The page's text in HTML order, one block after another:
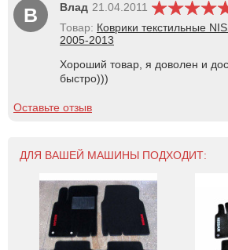
В Влад 21.04.2011
Товар: Коврики текстильные
2005-2013
Хороший товар, я доволен и
быстро)))
Оставьте отзыв
ДЛЯ ВАШЕЙ МАШИНЫ ПОДХОДИТ: